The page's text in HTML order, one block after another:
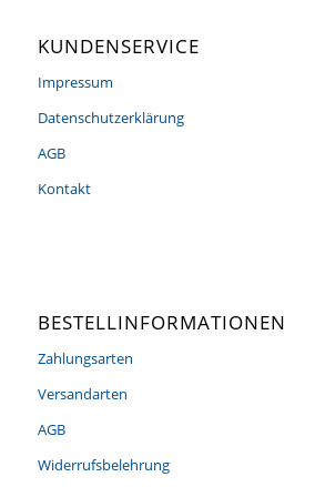
KUNDENSERVICE
Impressum
Datenschutzerklärung
AGB
Kontakt
BESTELLINFORMATIONEN
Zahlungsarten
Versandarten
AGB
Widerrufsbelehrung